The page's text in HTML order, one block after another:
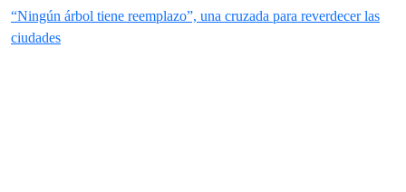
“Ningún árbol tiene reemplazo”, una cruzada para reverdecer las
ciudades